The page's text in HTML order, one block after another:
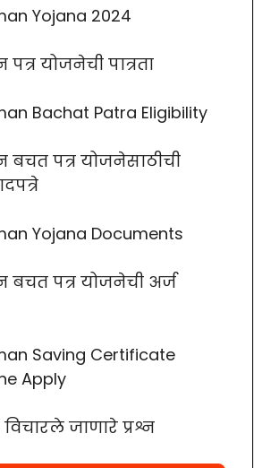
Yojana 2024
योजनेची पात्रता
Bachat Patra Eligibility
बचत पत्र योजनेसाठीची
Yojana Documents
बचत पत्र योजनेची अर्ज
Saving Certificate
Apply
विचारले जाणारे प्रश्न